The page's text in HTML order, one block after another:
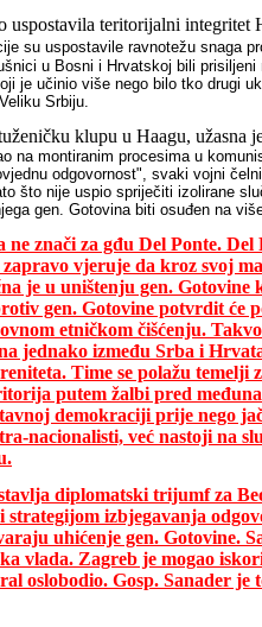
uspostavila teritorijalni integritet
su uspostavile ravnotežu snaga
u Bosni i Hrvatskoj bili
je učinio više nego bilo tko drugi
Srbiju.
klupu u Haagu, užasna
na montiranim procesima u
odgovornost", svaki vojni
što nije uspio spriječiti izolirane
gen. Gotovina biti osuđen na
ne znači za gđu Del Ponte.
vjeruje da kroz svoj
je u uništenju gen.
gen. Gotovine potvrdit će
etničkom čišćenju.
jednako između Srba i
Time se polažu temelji
putem žalbi pred
demokraciji prije nego
nacionalisti, već nastoji na
diplomatski trijumf za
strategijom izbjegavanja
uhićenje gen. Gotovine.
vlada. Zagreb je mogao
oslobodio. Gosp. Sanader